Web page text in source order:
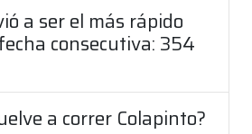
a ser el más rápido
consecutiva: 354
a correr Colapinto?